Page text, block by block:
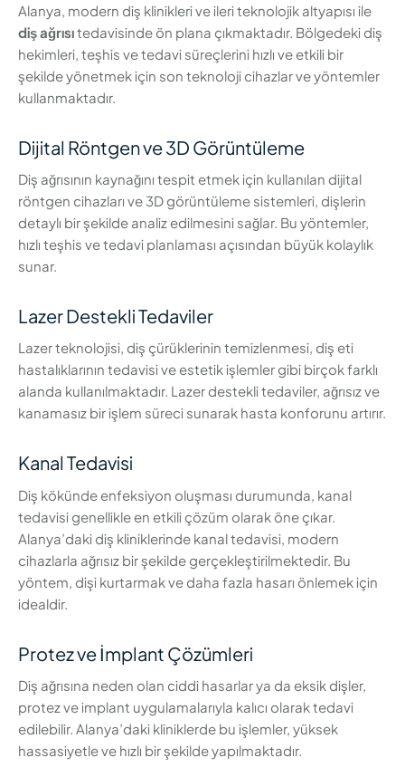
Alanya, modern diş klinikleri ve ileri teknolojik altyapısı ile
diş ağrısıtedavisinde ön plana çıkmaktadır. Bölgedeki diş
hekimleri, teşhis ve tedavi süreçlerini hızlı ve etkili bir
şekilde yönetmek için son teknoloji cihazlar ve yöntemler
kullanmaktadır.
Dijital Röntgen ve 3D Görüntüleme
Diş ağrısının kaynağını tespit etmek için kullanılan dijital
röntgen cihazları ve 3D görüntüleme sistemleri, dişlerin
detaylı bir şekilde analiz edilmesini sağlar. Bu yöntemler,
hızlı teşhis ve tedavi planlaması açısından büyük kolaylık
sunar.
Lazer Destekli Tedaviler
Lazer teknolojisi, diş çürüklerinin temizlenmesi, diş eti
hastalıklarının tedavisi ve estetik işlemler gibi birçok farklı
alanda kullanılmaktadır. Lazer destekli tedaviler, ağrısız ve
kanamasız bir işlem süreci sunarak hasta konforunu artırır.
Kanal Tedavisi
Diş kökünde enfeksiyon oluşması durumunda, kanal
tedavisi genellikle en etkili çözüm olarak öne çıkar.
Alanya’daki diş kliniklerinde kanal tedavisi, modern
cihazlarla ağrısız bir şekilde gerçekleştirilmektedir. Bu
yöntem, dişi kurtarmak ve daha fazla hasarı önlemek için
idealdir.
Protez ve İmplant Çözümleri
Diş ağrısına neden olan ciddi hasarlar ya da eksik dişler,
protez ve implant uygulamalarıyla kalıcı olarak tedavi
edilebilir. Alanya’daki kliniklerde bu işlemler, yüksek
hassasiyetle ve hızlı bir şekilde yapılmaktadır.